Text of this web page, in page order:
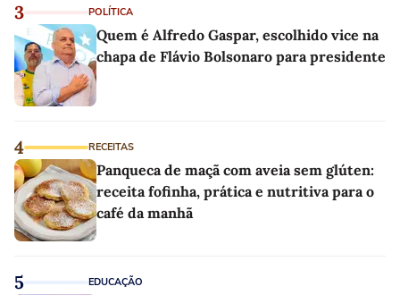
3 POLÍTICA
Quem é Alfredo Gaspar, escolhido vice na
chapa de Flávio Bolsonaro para presidente
4 RECEITAS
Panqueca de maçã com aveia sem glúten:
receita fofinha, prática e nutritiva para o
café da manhã
5 EDUCAÇÃO